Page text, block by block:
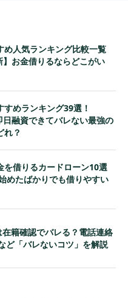
め人気ランキング比較一覧
】お金借りるならどこがい
すめランキング39選！
日融資できてバレない最強の
れ？
を借りるカードローン10選
めたばかりでも借りやすい
籍確認でバレる？電話連絡
ど「バレないコツ」を解説